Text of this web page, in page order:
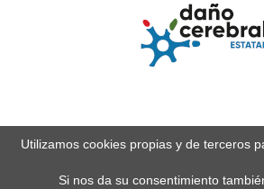
Utilizamos cookies propias y de terceros
Si nos da su consentimiento